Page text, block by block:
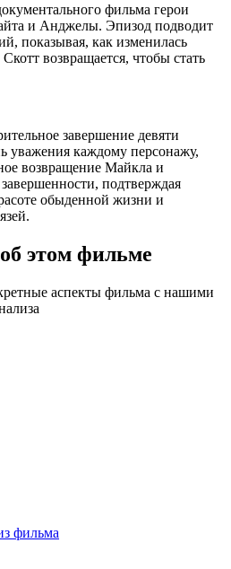
фильма герои
и Анджелы. Эпизод подводит
показывая, как изменилась
возвращается, чтобы стать
завершение девяти
уважения каждому персонажу,
возвращение Майкла и
завершенности, подтверждая
обыденной жизни и
этом фильме
аспекты фильма с нашими
фильма